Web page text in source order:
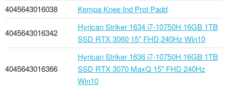
4045643016038
Kempa Knee Ind Prot Padd
4045643016342
Hyrican Striker 1634 i7-10750H 16GB 1TB
SSD RTX 3060 15" FHD 240Hz Win10
4045643016366
Hyrican Striker 1636 i7-10750H 16GB 1TB
SSD RTX 3070 MaxQ 15" FHD 240Hz
Win10